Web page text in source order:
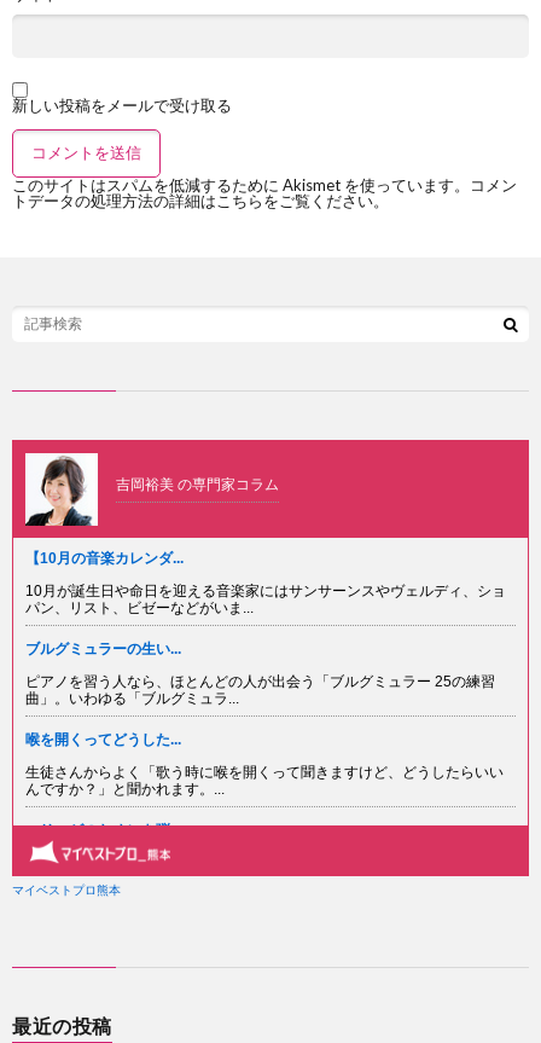
新しい投稿をメールで受け取る
このサイトはスパムを低減するために Akismet を使っています。
コメン
トデータの処理方法の詳細はこちらをご覧ください。
最近の投稿